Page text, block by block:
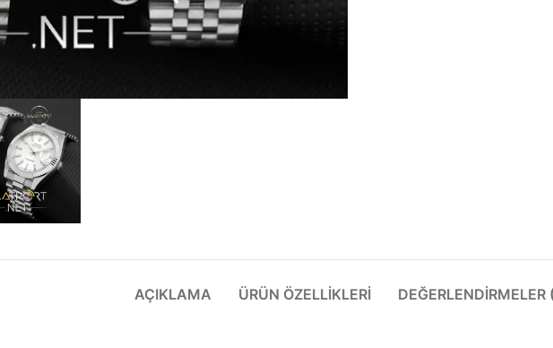
AÇIKLAMA ÜRÜN ÖZELLIKLERI DEĞERLENDIRMELER